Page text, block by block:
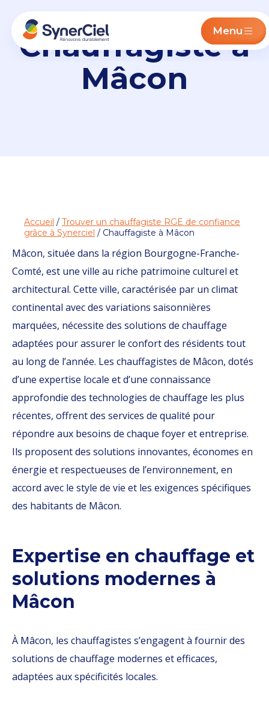
Menu
Chauffagiste à
Mâcon
Accueil / Trouver un chauffagiste RGE de confiance
grâce à Synerciel / Chauffagiste à Mâcon
Mâcon, située dans la région Bourgogne-Franche-
Comté, est une ville au riche patrimoine culturel et
architectural. Cette ville, caractérisée par un climat
continental avec des variations saisonnières
marquées, nécessite des solutions de chauffage
adaptées pour assurer le confort des résidents tout
au long de l’année. Les chauffagistes de Mâcon, dotés
d’une expertise locale et d’une connaissance
approfondie des technologies de chauffage les plus
récentes, offrent des services de qualité pour
répondre aux besoins de chaque foyer et entreprise.
Ils proposent des solutions innovantes, économes en
énergie et respectueuses de l’environnement, en
accord avec le style de vie et les exigences spécifiques
des habitants de Mâcon.
Expertise en chauffage et
solutions modernes à
Mâcon
À Mâcon, les chauffagistes s’engagent à fournir des
solutions de chauffage modernes et efficaces,
adaptées aux spécificités locales.